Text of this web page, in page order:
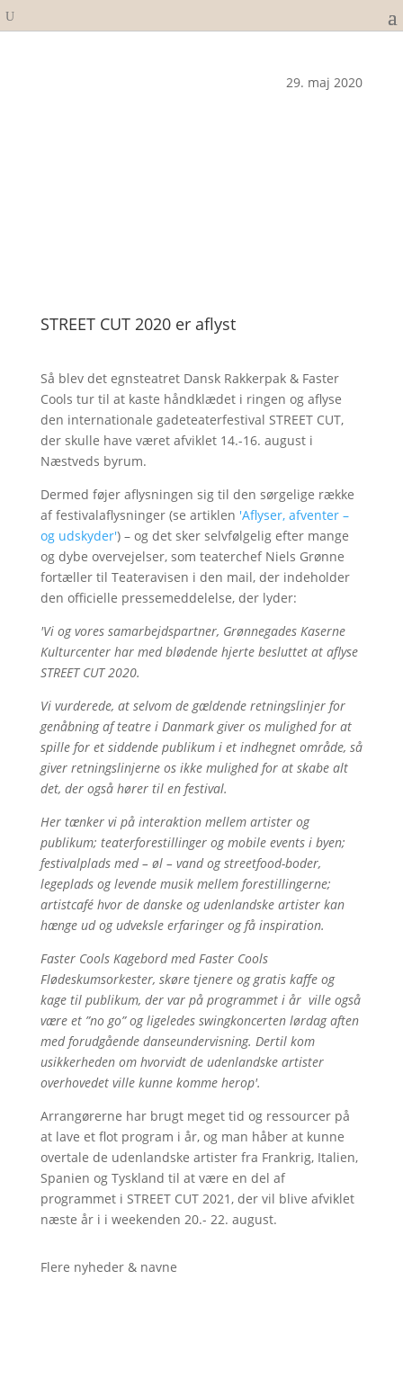
29. maj 2020
STREET CUT 2020 er aflyst
Så blev det egnsteatret Dansk Rakkerpak & Faster
Cools tur til at kaste håndklædet i ringen og aflyse
den internationale gadeteaterfestival STREET CUT,
der skulle have været afviklet 14.-16. august i
Næstveds byrum.
Dermed føjer aflysningen sig til den sørgelige række
af festivalaflysninger (se artiklen 'Aflyser, afventer –
og udskyder') – og det sker selvfølgelig efter mange
og dybe overvejelser, som teaterchef Niels Grønne
fortæller til Teateravisen i den mail, der indeholder
den officielle pressemeddelelse, der lyder:
'Vi og vores samarbejdspartner, Grønnegades Kaserne
Kulturcenter har med blødende hjerte besluttet at aflyse
STREET CUT 2020.
Vi vurderede, at selvom de gældende retningslinjer for
genåbning af teatre i Danmark giver os mulighed for at
spille for et siddende publikum i et indhegnet område, så
giver retningslinjerne os ikke mulighed for at skabe alt
det, der også hører til en festival.
Her tænker vi på interaktion mellem artister og
publikum; teaterforestillinger og mobile events i byen;
festivalplads med – øl – vand og streetfood-boder,
legeplads og levende musik mellem forestillingerne;
artistcafé hvor de danske og udenlandske artister kan
hænge ud og udveksle erfaringer og få inspiration.
Faster Cools Kagebord med Faster Cools
Flødeskumsorkester, skøre tjenere og gratis kaffe og
kage til publikum, der var på programmet i år ville også
være et ”no go” og ligeledes swingkoncerten lørdag aften
med forudgående danseundervisning. Dertil kom
usikkerheden om hvorvidt de udenlandske artister
overhovedet ville kunne komme herop'.
Arrangørerne har brugt meget tid og ressourcer på
at lave et flot program i år, og man håber at kunne
overtale de udenlandske artister fra Frankrig, Italien,
Spanien og Tyskland til at være en del af
programmet i STREET CUT 2021, der vil blive afviklet
næste år i i weekenden 20.- 22. august.
Flere nyheder & navne